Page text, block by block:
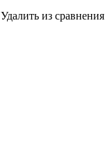
Удалить из сравнения